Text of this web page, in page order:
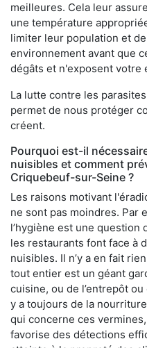
meilleures. Cela leur
une température
limiter leur population et
environnement avant que
dégâts et n'exposent votre
La lutte contre les
permet de nous protéger
créent.
Pourquoi est-il
nuisibles et comment
Criquebeuf-sur-Seine ?
Les raisons motivant
ne sont pas moindres. Par
l’hygiène est une question
les restaurants font face à
nuisibles. Il n’y a en fait
tout entier est un géant
cuisine, ou de l’entrepôt
y a toujours de la
qui concerne ces
favorise des détections